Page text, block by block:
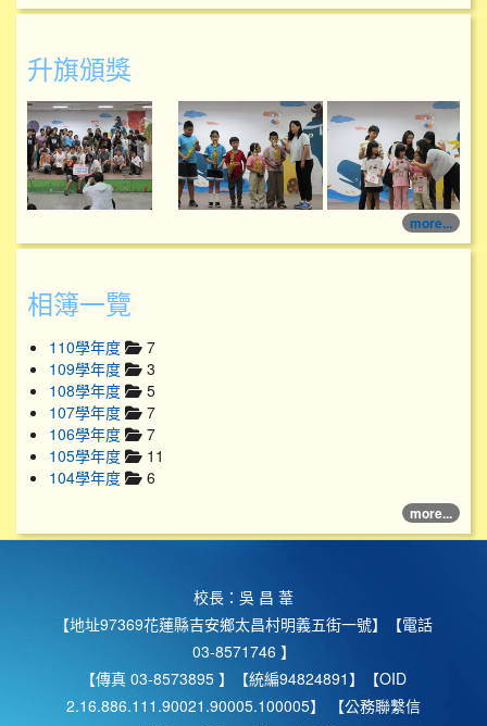
升旗頒獎
114學年度升旗頒獎 114學年度升旗頒獎
more...
相簿一覽
110學年度
7
109學年度
3
108學年度
5
107學年度
7
106學年度
7
105學年度
11
104學年度
6
more...
校長：吳 昌 葦
【地址97369花蓮縣吉安鄉太昌村明義五街一號】【電話
03-8571746 】
【傳真 03-8573895 】【統編94824891】【OID
2.16.886.111.90021.90005.100005】 【公務聯繫信